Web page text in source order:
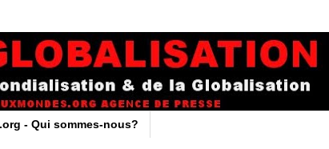
- Qui sommes-nous?